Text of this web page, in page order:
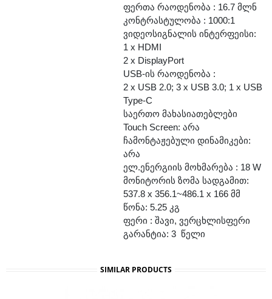
ფერთა რაოდენობა : 16.7 მლნ
კონტრასტულობა : 1000:1
ვიდეოსიგნალის ინტერფეისი:
1 x HDMI
2 x DisplayPort
USB-ის რაოდენობა :
2 x USB 2.0; 3 x USB 3.0; 1 x USB
Type-C
საერთო მახასიათებლები
Touch Screen: არა
ჩამონტაჟებული დინამიკები:
არა
ელ.ენერგიის მოხმარება : 18 W
მონიტორის ზომა სადგამით:
537.8 х 356.1~486.1 х 166 მმ
წონა: 5.25 კგ
ფერი : შავი, ვერცხლისფერი
გარანტია: 3 წელი
SIMILAR PRODUCTS